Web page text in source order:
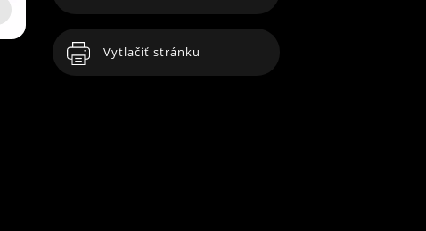
Vytlačiť stránku